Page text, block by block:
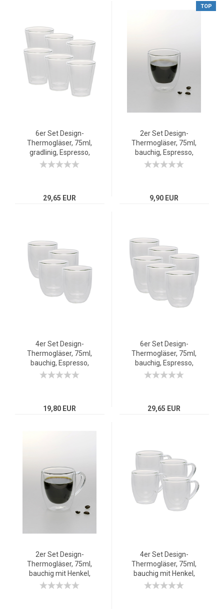
6er Set Design-
Thermogläser, 75ml,
gradlinig, Espresso,
doppelwandiges
29,65 EUR
TOP
2er Set Design-
Thermogläser, 75ml,
bauchig, Espresso,
doppelwandiges
9,90 EUR
4er Set Design-
Thermogläser, 75ml,
bauchig, Espresso,
doppelwandiges
19,80 EUR
6er Set Design-
Thermogläser, 75ml,
bauchig, Espresso,
doppelwandiges
29,65 EUR
2er Set Design-
Thermogläser, 75ml,
bauchig mit Henkel,
Espresso,
4er Set Design-
Thermogläser, 75ml,
bauchig mit Henkel,
Espresso,